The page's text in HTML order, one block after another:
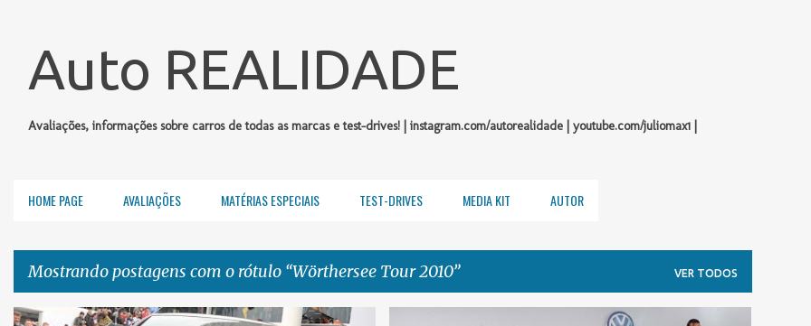
Auto REALIDADE
Avaliações, informações sobre carros de todas as marcas e test-drives! | instagram.com/autorealidade | youtube.com/juliomax1 |
HOME PAGE AVALIAÇÕES MATÉRIAS ESPECIAIS TEST-DRIVES MEDIA KIT AUTOR
Mostrando postagens com o rótulo Wörthersee Tour 2010 VER TODOS